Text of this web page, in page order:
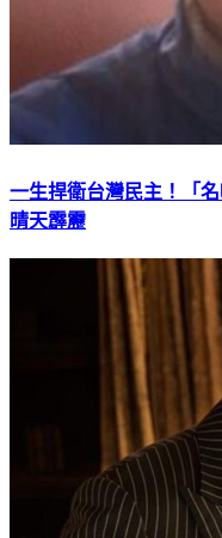
一生捍衛台灣民主！「
晴天霹靂